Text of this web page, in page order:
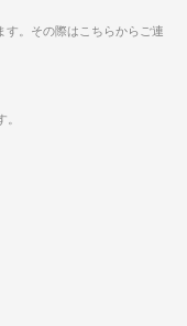
す。その際はこちらからご連